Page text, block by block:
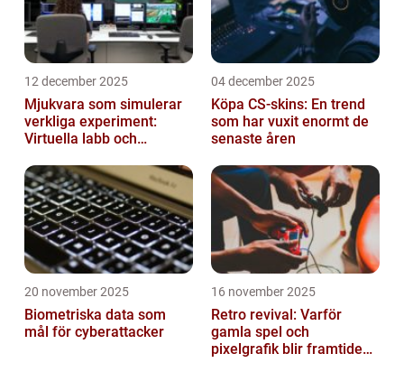
12 december 2025
Mjukvara som simulerar
verkliga experiment:
Virtuella labb och
04 december 2025
Köpa CS-skins: En trend
som har vuxit enormt de
senaste åren
20 november 2025
Biometriska data som
mål för cyberattacker
16 november 2025
Retro revival: Varför
gamla spel och
pixelgrafik blir framtidens